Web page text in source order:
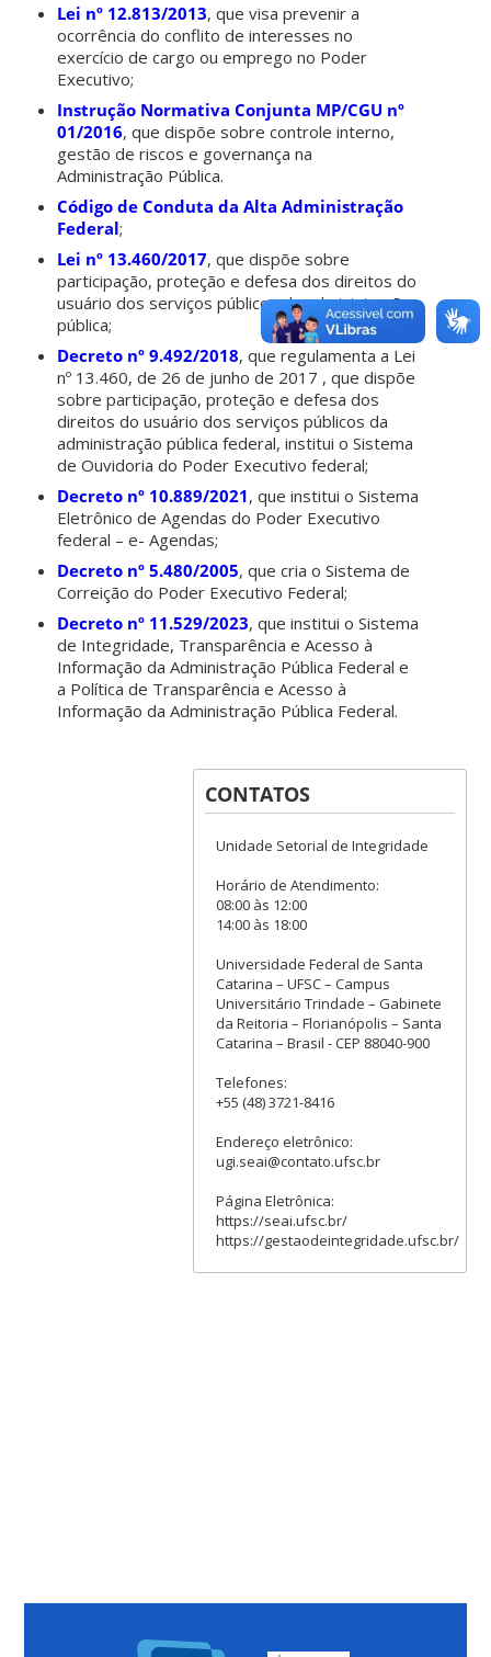
Lei nº 12.813/2013, que visa prevenir a
ocorrência do conflito de interesses no
exercício de cargo ou emprego no Poder
Executivo;
Instrução Normativa Conjunta MP/CGU nº
01/2016, que dispõe sobre controle interno,
gestão de riscos e governança na
Administração Pública.
Código de Conduta da Alta Administração
Federal;
Lei nº 13.460/2017, que dispõe sobre
participação, proteção e defesa dos direitos do
usuário dos serviços públicos da administração
pública;
Decreto nº 9.492/2018, que regulamenta a Lei
nº 13.460, de 26 de junho de 2017 , que dispõe
sobre participação, proteção e defesa dos
direitos do usuário dos serviços públicos da
administração pública federal, institui o Sistema
de Ouvidoria do Poder Executivo federal;
Decreto nº 10.889/2021, que institui o Sistema
Eletrônico de Agendas do Poder Executivo
federal – e- Agendas;
Decreto nº 5.480/2005, que cria o Sistema de
Correição do Poder Executivo Federal;
Decreto nº 11.529/2023, que institui o Sistema
de Integridade, Transparência e Acesso à
Informação da Administração Pública Federal e
a Política de Transparência e Acesso à
Informação da Administração Pública Federal.
CONTATOS
Unidade Setorial de Integridade
Horário de Atendimento:
08:00 às 12:00
14:00 às 18:00
Universidade Federal de Santa
Catarina – UFSC – Campus
Universitário Trindade – Gabinete
da Reitoria – Florianópolis – Santa
Catarina – Brasil - CEP 88040-900
Telefones:
+55 (48) 3721-8416
Endereço eletrônico:
ugi.seai@contato.ufsc.br
Página Eletrônica:
https://seai.ufsc.br/
https://gestaodeintegridade.ufsc.br/